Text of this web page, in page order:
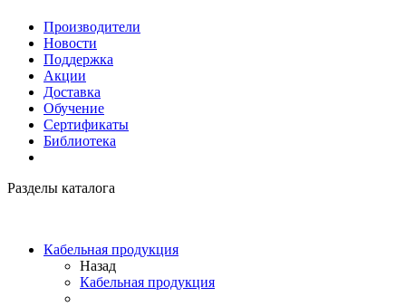
Производители
Новости
Поддержка
Акции
Доставка
Обучение
Сертификаты
Библиотека
Разделы каталога
Кабельная продукция
Назад
Кабельная продукция